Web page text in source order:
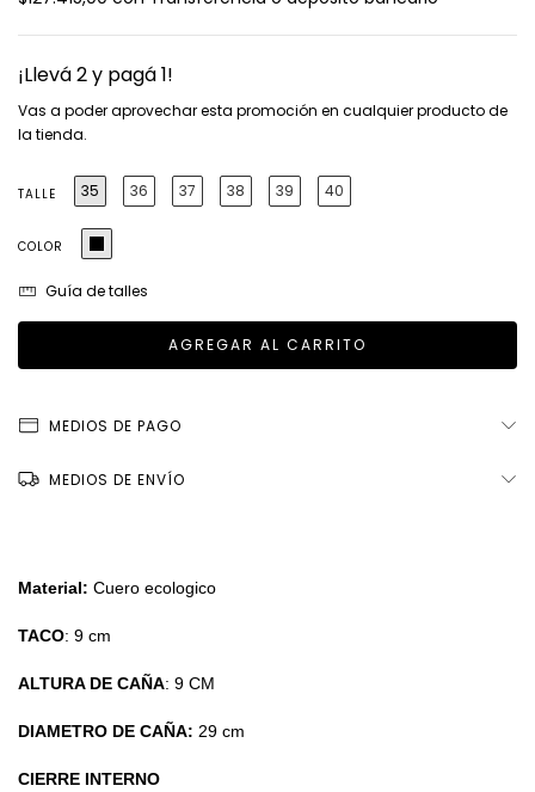
¡Llevá 2 y pagá 1!
Vas a poder aprovechar esta promoción en cualquier producto de
la tienda.
TALLE 35 36 37 38 39 40
COLOR
Guía de talles
MEDIOS DE PAGO
MEDIOS DE ENVÍO
Material: Cuero ecologico
TACO: 9 cm
ALTURA DE CAÑA: 9 CM
DIAMETRO DE CAÑA: 29 cm
CIERRE INTERNO